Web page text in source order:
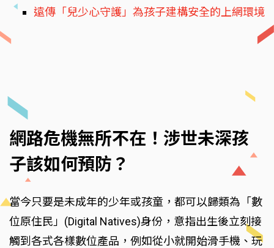
遠傳「兒少心守護」為孩子建構安全的上網環境
網路危機無所不在！涉世未深孩
子該如何預防？
當今只要是未成年的少年或孩童，都可以歸類為「數
位原住民」(Digital Natives)身份，意指出生後立刻接
觸到各式各樣數位產品，例如從小就開始滑手機、玩